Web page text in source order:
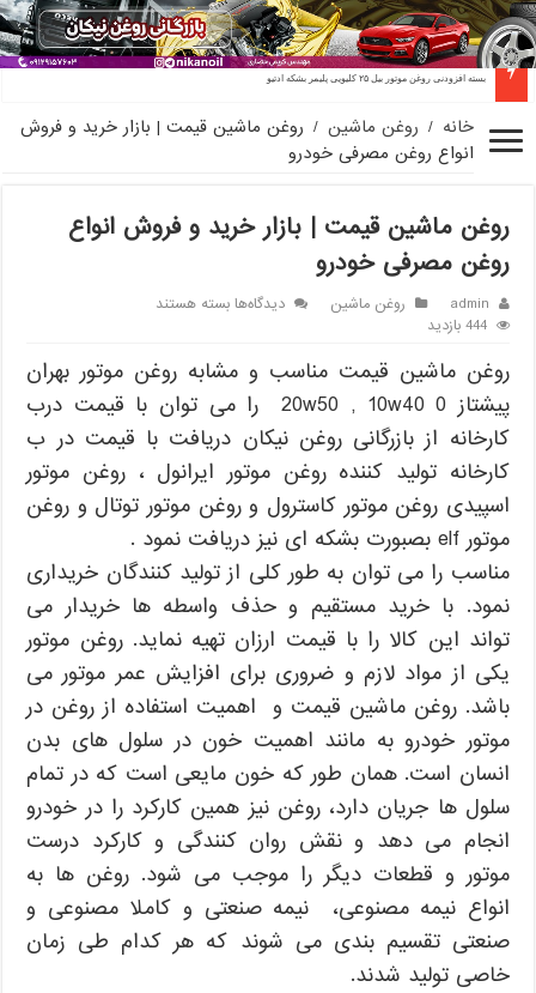
بسته افزودنی روغن موتور بیل ۲۵ کلیویی پلیمر بشکه ادتیو
پخش روغن موتور بندرعباس ۵۰ موتوری ۶۸ صنعتی
خانه / روغن ماشین / روغن ماشین قیمت | بازار خرید و فروش
انواع روغن مصرفی خودرو
روغن ماشین قیمت | بازار خرید و فروش انواع
روغن مصرفی خودرو
admin روغن ماشین دیدگاه‌هابرای
قیمت
بازار
خرید
فروش
انواع
روغن
مصرفی
خودرو
بسته هستند
444 بازدید
روغن ماشین قیمت مناسب و مشابه روغن موتور بهران
پیشتاز 20w50 , 10w40 0 را می توان با قیمت درب
کارخانه از بازرگانی روغن نیکان دریافت با قیمت در ب
کارخانه تولید کننده روغن موتور ایرانول ، روغن موتور
اسپیدی روغن موتور کاسترول و روغن موتور توتال و روغن
موتور elf بصبورت بشکه ای نیز دریافت نمود .
مناسب را می توان به طور کلی از تولید کنندگان خریداری
نمود. با خرید مستقیم و حذف واسطه ها خریدار می
تواند این کالا را با قیمت ارزان تهیه نماید. روغن موتور
یکی از مواد لازم و ضروری برای افزایش عمر موتور می
باشد. روغن ماشین قیمت و اهمیت استفاده از روغن در
موتور خودرو به مانند اهمیت خون در سلول های بدن
انسان است. همان طور که خون مایعی است که در تمام
سلول ها جریان دارد، روغن نیز همین کارکرد را در خودرو
انجام می دهد و نقش روان کنندگی و کارکرد درست
موتور و قطعات دیگر را موجب می شود. روغن ها به
انواع نیمه مصنوعی، نیمه صنعتی و کاملا مصنوعی و
صنعتی تقسیم بندی می شوند که هر کدام طی زمان
خاصی تولید شدند.